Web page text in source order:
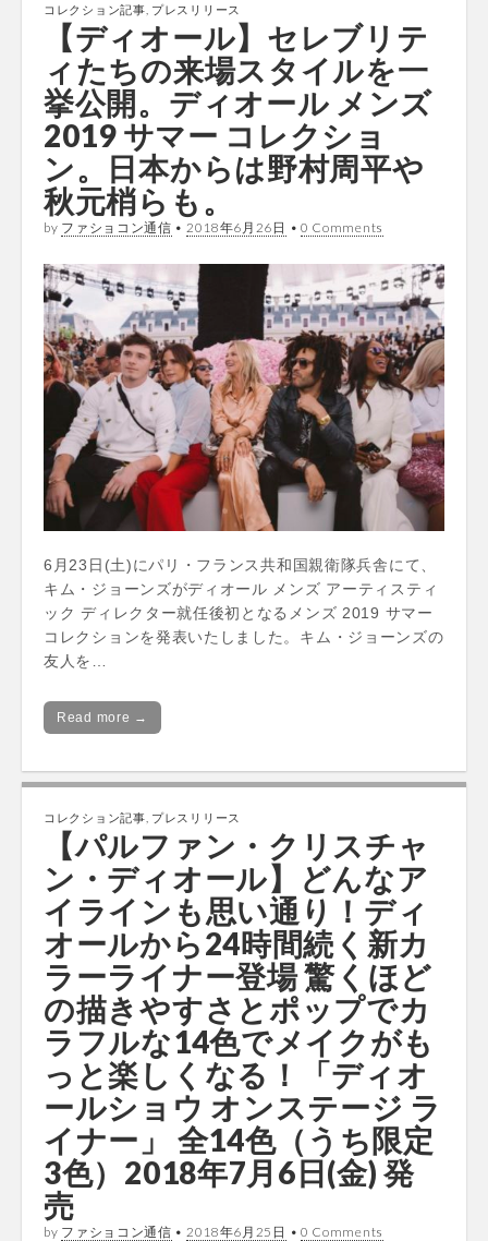
コレクション記事 プレスリリース
【ディオール】セレブリテ
ィたちの来場スタイルを一
挙公開。ディオール メンズ
2019 サマー コレクショ
ン。日本からは野村周平や
秋元梢らも。
by ファショコン通信 • 2018年6月26日 • 0 Comments
6月23日(土)にパリ・フランス共和国親衛隊兵舎にて、
キム・ジョーンズがディオール メンズ アーティスティ
ック ディレクター就任後初となるメンズ 2019 サマー
コレクションを発表いたしました。キム・ジョーンズの
友人を…
Read more →
コレクション記事 プレスリリース
【パルファン・クリスチャ
ン・ディオール】どんなア
イラインも思い通り！ディ
オールから24時間続く新カ
ラーライナー登場 驚くほど
の描きやすさとポップでカ
ラフルな14色でメイクがも
っと楽しくなる！「ディオ
ールショウ オンステージ ラ
イナー」 全14色（うち限定
3色）2018年7月6日(金) 発
売
by ファショコン通信 • 2018年6月25日 • 0 Comments